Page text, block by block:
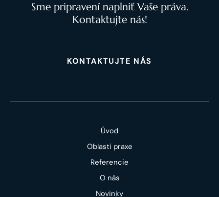
Sme pripravení naplniť Vaše práva.
Kontaktujte nás!
KONTAKTUJTE NÁS
Úvod
Oblasti praxe
Referencie
O nás
Novinky